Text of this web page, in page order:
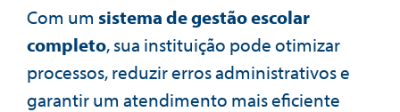
Com um sistema de gestão escolar
completo, sua instituição pode otimizar
processos, reduzir erros administrativos e
garantir um atendimento mais eficiente